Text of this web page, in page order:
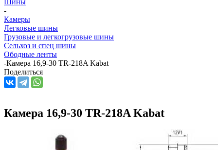
-
Камеры
Легковые шины
Грузовые и легкогрузовые шины
Сельхоз и спец шины
Ободные ленты
-Камера 16,9-30 TR-218A Kabat
Поделиться
Камера 16,9-30 TR-218A Kabat